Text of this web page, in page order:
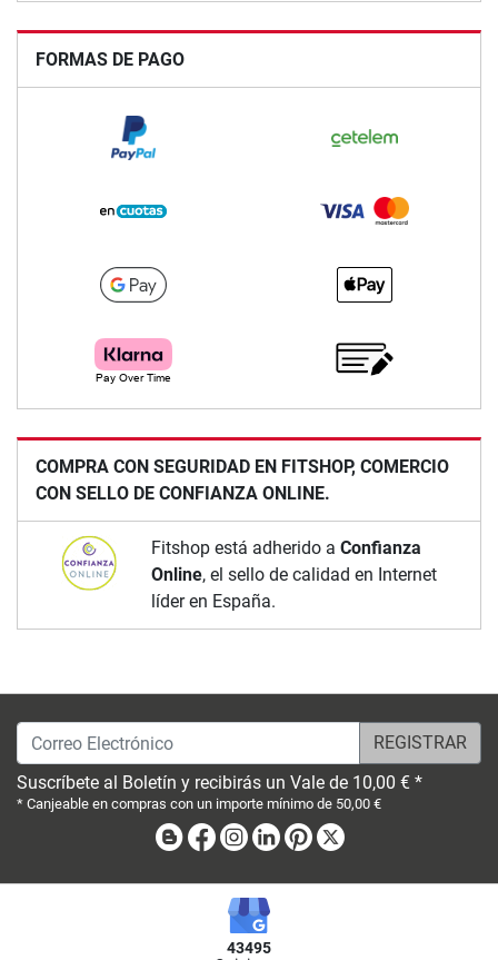
FORMAS DE PAGO
COMPRA CON SEGURIDAD EN FITSHOP, COMERCIO
CON SELLO DE CONFIANZA ONLINE.
Fitshop está adherido a Confianza
Online, el sello de calidad en Internet
líder en España.
Correo Electrónico
Suscríbete al Boletín y recibirás un Vale de 10,00 € *
* Canjeable en compras con un importe mínimo de 50,00 €
BlogFacebook
Instagram
LinkedinPinterest
43495